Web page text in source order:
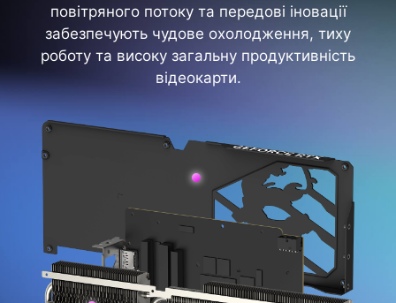
повітряного потоку та передові іновації
забезпечують чудове охолодження, тиху
роботу та високу загальну продуктивність
відеокарти.